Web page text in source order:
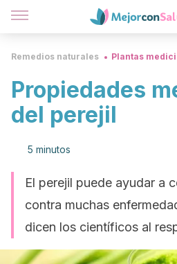
Remedios naturales Plantas
Propiedades
del perejil
5 minutos
El perejil puede ayudar a
contra muchas
dicen los científicos al